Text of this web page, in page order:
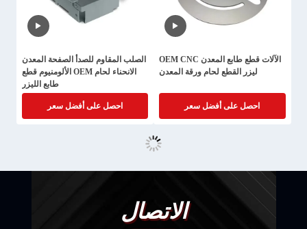
الآلات قطع طابع المعدن OEM CNC
ليزر القطع لحام ورقة المعدن
احصل على أفضل سعر
الصلب المقاوم للصدأ الصفحة المعدن
الانحناء لحام OEM الألومنيوم قطع
طابع الليزر
احصل على أفضل سعر
الاتصال